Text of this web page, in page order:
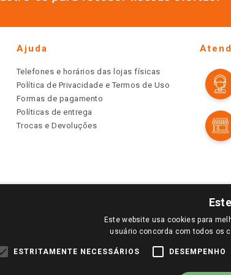
Ajuda
Telefones e horários das lojas físicas
Política de Privacidade e Termos de Uso
Formas de pagamento
Políticas de entrega
Trocas e Devoluções
VER OS PREÇOS DA SUA REGIÃO, FAÇA LOGIN E SELECIONE A LOJA
E CONDIÇÕES COMERCIAIS DESTE SITE SÃO VÁLIDOS APENAS
Este website usa cookies para
usuário concorda com todos os
ESTRITAMENTE NECESSÁRIOS DESEMPENHO